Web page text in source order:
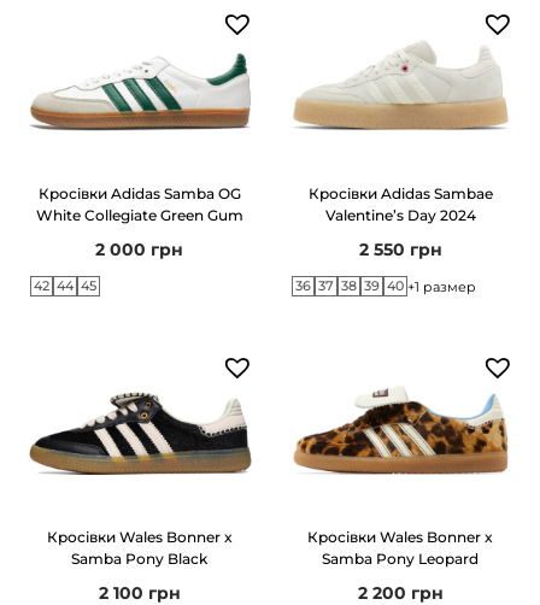
Кросівки Adidas Samba OG
White Collegiate Green Gum
2 000 грн
42 44 45
Кросівки Adidas Sambae
Valentine’s Day 2024
2 550 грн
36 37 38 39 40 +1 размер
Кросівки Wales Bonner x
Samba Pony Black
2 100 грн
Кросівки Wales Bonner x
Samba Pony Leopard
2 200 грн